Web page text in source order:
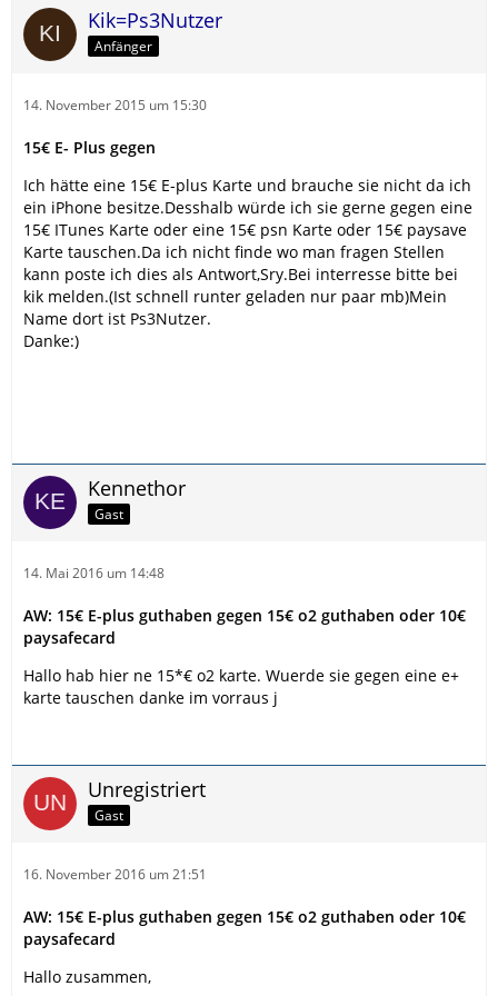
Kik=Ps3Nutzer
Anfänger
14. November 2015 um 15:30
15€ E- Plus gegen
Ich hätte eine 15€ E-plus Karte und brauche sie nicht da ich
ein iPhone besitze.Desshalb würde ich sie gerne gegen eine
15€ ITunes Karte oder eine 15€ psn Karte oder 15€ paysave
Karte tauschen.Da ich nicht finde wo man fragen Stellen
kann poste ich dies als Antwort,Sry.Bei interresse bitte bei
kik melden.(Ist schnell runter geladen nur paar mb)Mein
Name dort ist Ps3Nutzer.
Danke:)
Kennethor
Gast
14. Mai 2016 um 14:48
AW: 15€ E-plus guthaben gegen 15€ o2 guthaben oder 10€
paysafecard
Hallo hab hier ne 15*€ o2 karte. Wuerde sie gegen eine e+
karte tauschen danke im vorraus j
Unregistriert
Gast
16. November 2016 um 21:51
AW: 15€ E-plus guthaben gegen 15€ o2 guthaben oder 10€
paysafecard
Hallo zusammen,